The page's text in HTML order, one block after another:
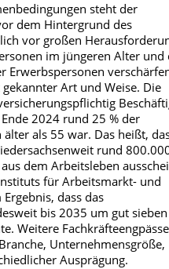
steht der
dem Hintergrund des
vor großen
im jüngeren Alter und
Erwerbspersonen
Art und Weise. Die
2024 rund 25 % der
als 55 war. Das heißt,
rund
dem Arbeitsleben
für Arbeitsmarkt- und
dass das
bis 2035 um gut sieben
Weitere Fachkräfteengpässe
Unternehmensgröße,
Ausprägung.